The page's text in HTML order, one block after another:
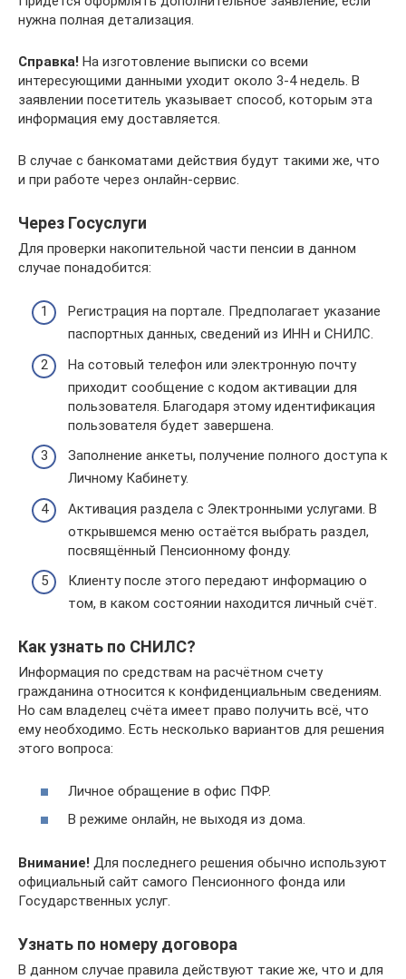
нужна полная детализация.
Справка! На изготовление выписки со всеми
интересующими данными уходит около 3-4 недель. В
заявлении посетитель указывает способ, которым эта
информация ему доставляется.
В случае с банкоматами действия будут такими же, что
и при работе через онлайн-сервис.
Через Госуслуги
Для проверки накопительной части пенсии в данном
случае понадобится:
Регистрация на портале. Предполагает указание
паспортных данных, сведений из ИНН и СНИЛС.
На сотовый телефон или электронную почту
приходит сообщение с кодом активации для
пользователя. Благодаря этому идентификация
пользователя будет завершена.
Заполнение анкеты, получение полного доступа к
Личному Кабинету.
Активация раздела с Электронными услугами. В
открывшемся меню остаётся выбрать раздел,
посвящённый Пенсионному фонду.
Клиенту после этого передают информацию о
том, в каком состоянии находится личный счёт.
Как узнать по СНИЛС?
Информация по средствам на расчётном счету
гражданина относится к конфиденциальным сведениям.
Но сам владелец счёта имеет право получить всё, что
ему необходимо. Есть несколько вариантов для решения
этого вопроса:
Личное обращение в офис ПФР.
В режиме онлайн, не выходя из дома.
Внимание! Для последнего решения обычно используют
официальный сайт самого Пенсионного фонда или
Государственных услуг.
Узнать по номеру договора
В данном случае правила действуют такие же, что и для